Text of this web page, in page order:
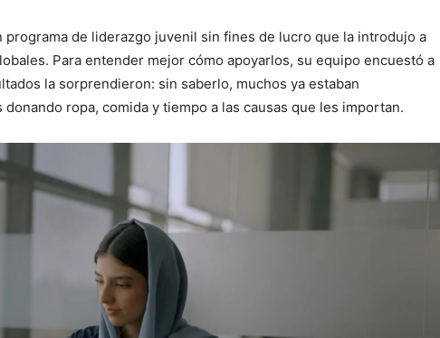
programa de liderazgo juvenil sin fines de lucro que la introdujo a
Para entender mejor cómo apoyarlos, su equipo encuestó a
la sorprendieron: sin saberlo, muchos ya estaban
ropa, comida y tiempo a las causas que les importan.